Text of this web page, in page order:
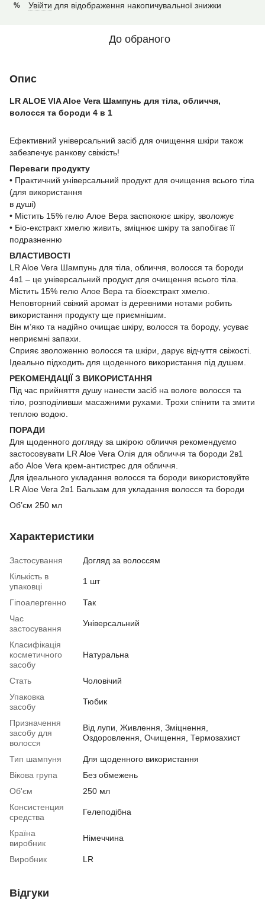
% Увійти для відображення накопичувальної знижки
До обраного
Опис
LR ALOE VIA Aloe Vera Шампунь для тіла, обличчя,
волосся та бороди 4 в 1
Ефективний універсальний засіб для очищення шкіри також
забезпечує ранкову свіжість!
Переваги продукту
• Практичний універсальний продукт для очищення всього тіла
(для використання
в душі)
• Містить 15% гелю Алое Вера заспокоює шкіру, зволожує
• Біо-екстракт хмелю живить, зміцнює шкіру та запобігає її
подразненню
ВЛАСТИВОСТІ
LR Aloe Vera Шампунь для тіла, обличчя, волосся та бороди
4в1 – це універсальний продукт для очищення всього тіла.
Містить 15% гелю Алое Вера та біоекстракт хмелю.
Неповторний свіжий аромат із деревними нотами робить
використання продукту ще приємнішим.
Він м’яко та надійно очищає шкіру, волосся та бороду, усуває
неприємні запахи.
Сприяє зволоженню волосся та шкіри, дарує відчуття свіжості.
Ідеально підходить для щоденного використання під душем.
РЕКОМЕНДАЦІЇ З ВИКОРИСТАННЯ
Під час прийняття душу нанести засіб на вологе волосся та
тіло, розподіливши масажними рухами. Трохи спінити та змити
теплою водою.
ПОРАДИ
Для щоденного догляду за шкірою обличчя рекомендуємо
застосовувати LR Aloe Vera Олія для обличчя та бороди 2в1
або Aloe Vera крем-антистрес для обличчя.
Для ідеального укладання волосся та бороди використовуйте
LR Aloe Vera 2в1 Бальзам для укладання волосся та бороди
Об’єм 250 мл
Характеристики
Застосування
Догляд за волоссям
Кількість в
упаковці
1 шт
Гіпоалергенно
Так
Час
застосування
Універсальний
Класифікація
косметичного
засобу
Натуральна
Стать
Чоловічий
Упаковка
засобу
Тюбик
Призначення
засобу для
волосся
Від лупи, Живлення, Зміцнення,
Оздоровлення, Очищення, Термозахист
Тип шампуня
Для щоденного використання
Вікова група
Без обмежень
Об'єм
250 мл
Консистенция
средства
Гелеподібна
Країна
виробник
Німеччина
Виробник LR
Відгуки